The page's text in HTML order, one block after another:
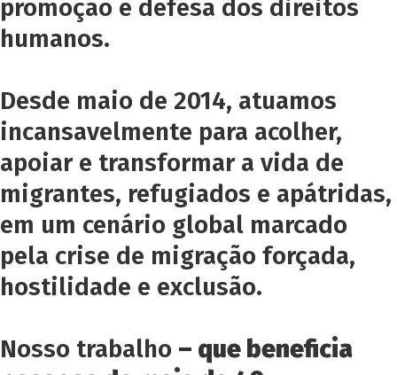
promoção e defesa dos direitos
humanos.
Desde maio de 2014, atuamos
incansavelmente para acolher,
apoiar e transformar a vida de
migrantes, refugiados e apátridas,
em um cenário global marcado
pela crise de migração forçada,
hostilidade e exclusão.
Nosso trabalho – que beneficia